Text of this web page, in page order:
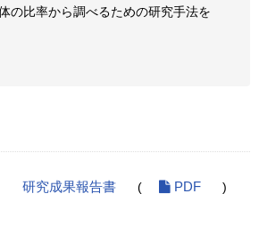
の比率から調べるための研究手法を
研究成果報告書 ( PDF )